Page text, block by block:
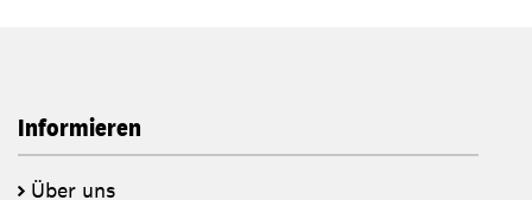
Informieren
Über uns